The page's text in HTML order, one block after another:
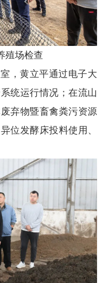
殖场检查
，黄立平通过电子大
统运行情况；在流山
弃物暨畜禽粪污资源
位发酵床投料使用、